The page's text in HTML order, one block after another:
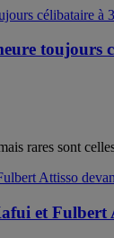
toujours
rares sont
et Fulbert